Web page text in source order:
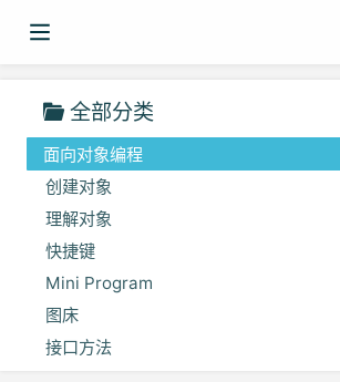
全部分类
Plugin
DOM事件流
面向对象编程
创建对象
理解对象
快捷键
Mini Program
图床
接口方法